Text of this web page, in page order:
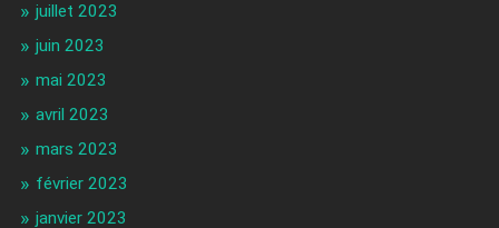
juillet 2023
juin 2023
mai 2023
avril 2023
mars 2023
février 2023
janvier 2023